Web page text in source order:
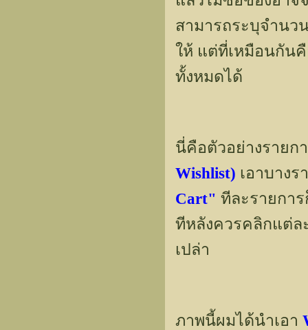
สามารถระบุจำนว
ให้ แต่ที่เหมือนกัน
ทั้งหมดได้
นี่คือตัวอย่างรายก
Wishlist) เอาบาง
Cart" ทีละรายกา
ทีหลังควรคลิกแต่ล
เปล่า
ภาพนี้ผมได้นำเอา